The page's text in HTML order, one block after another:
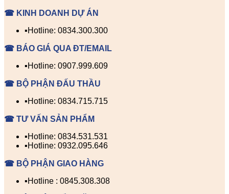
☎ KINH DOANH DỰ ÁN
▪️Hotline: 0834.300.300
☎ BÁO GIÁ QUA ĐT/EMAIL
▪️Hotline: 0907.999.609
☎ BỘ PHẬN ĐẤU THẦU
▪️Hotline: 0834.715.715
☎ TƯ VẤN SẢN PHẨM
▪️Hotline: 0834.531.531
▪️Hotline: 0932.095.646
☎ BỘ PHẬN GIAO HÀNG
▪️Hotline : 0845.308.308